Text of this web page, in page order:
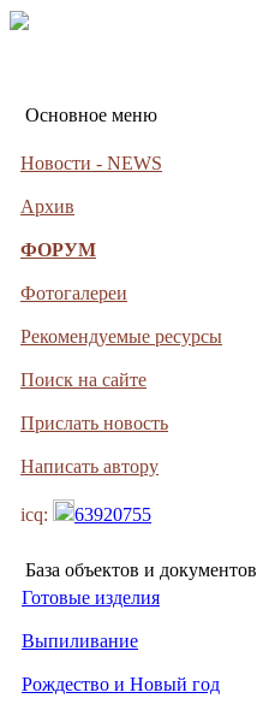
Основное меню
Новости - NEWS
Архив
ФОРУМ
Фотогалереи
Рекомендуемые ресурсы
Поиск на сайте
Прислать новость
Написать автору
icq: 63920755
База объектов и документов
Готовые изделия
Выпиливание
Рождество и Новый год